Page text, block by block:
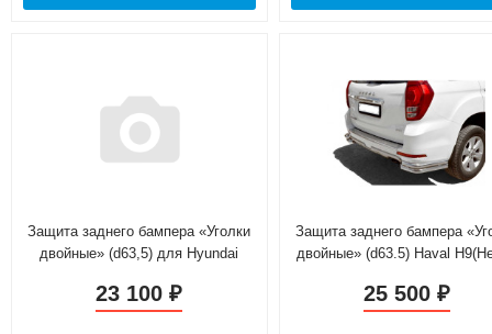
Защита заднего бампера «Уголки
двойные» (d63,5) для Hyundai
Сталь)
23 100₽
Защита заднего бампера
двойные» (d63.5) Haval
25 500 ₽